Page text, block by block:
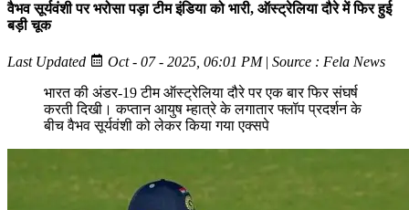
वैभव सूर्यवंशी पर भरोसा पड़ा टीम इंडिया को भारी, ऑस्ट्रेलिया दौरे में फिर हुई
बड़ी चूक
Last Updated Oct - 07 - 2025, 06:01 PM| Source : Fela News
भारत की अंडर-19 टीम ऑस्ट्रेलिया दौरे पर एक बार फिर संघर्ष
करती दिखी। कप्तान आयुष म्हात्रे के लगातार फ्लॉप प्रदर्शन के
बीच वैभव सूर्यवंशी को लेकर किया गया एक्सपे